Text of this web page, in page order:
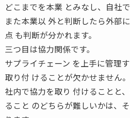
どこまでを本業 とみなし、自社
また本業以 外と判断したら外部
点 も判断が分かれます。
三つ目は協力関係です。
サプライチェーン を上手に管理
取り付 けることが欠かせません。
社内で協力を取り 付けることと
ること のどちらが難しいかは、